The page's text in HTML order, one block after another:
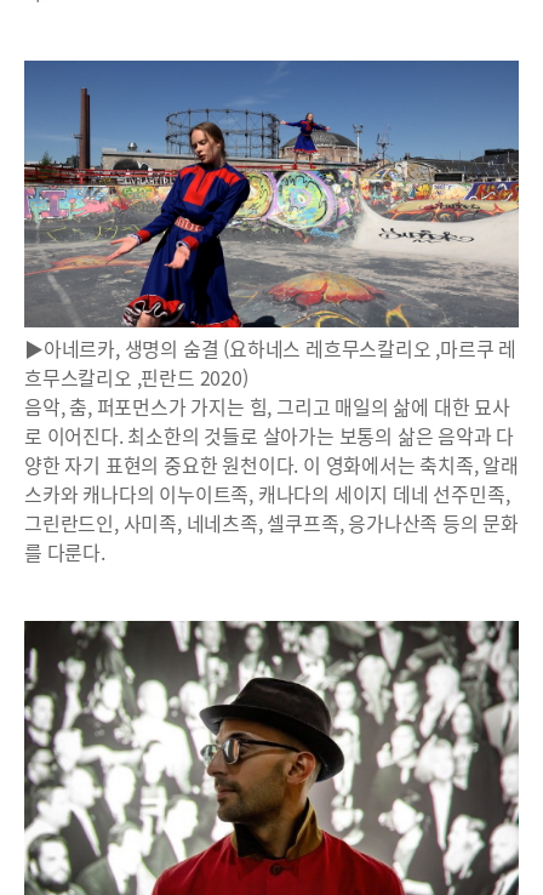
▶아네르카, 생명의 숨결 (요하네스 레흐무스칼리오 ,마르쿠 레
흐무스칼리오 ,핀란드 2020)
음악, 춤, 퍼포먼스가 가지는 힘, 그리고 매일의 삶에 대한 묘사
로 이어진다. 최소한의 것들로 살아가는 보통의 삶은 음악과 다
양한 자기 표현의 중요한 원천이다. 이 영화에서는 축치족, 알래
스카와 캐나다의 이누이트족, 캐나다의 세이지 데네 선주민족,
그린란드인, 사미족, 네네츠족, 셀쿠프족, 응가나산족 등의 문화
를 다룬다.